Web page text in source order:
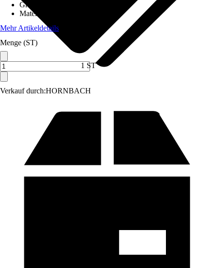
Verkauf durch:HORNBACH
Grillmethode
Material Grillrost
Mehr Artikeldetails
Menge (ST)
1 ST